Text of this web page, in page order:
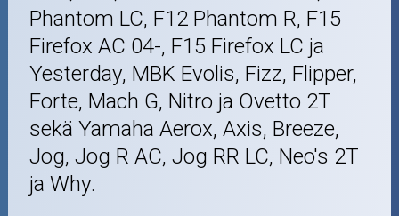
Phantom LC, F12 Phantom R, F15
Firefox AC 04-, F15 Firefox LC ja
Yesterday, MBK Evolis, Fizz, Flipper,
Forte, Mach G, Nitro ja Ovetto 2T
sekä Yamaha Aerox, Axis, Breeze,
Jog, Jog R AC, Jog RR LC, Neo's 2T
ja Why.